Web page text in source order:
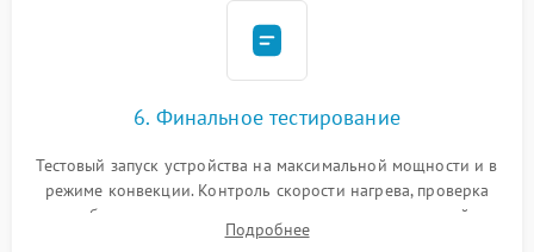
6. Финальное тестирование
Тестовый запуск устройства на максимальной мощности и в
режиме конвекции. Контроль скорости нагрева, проверка
срабатывания термостата при достижении заданной
температуры и тест на отсутствие утечек тока.
Подробнее